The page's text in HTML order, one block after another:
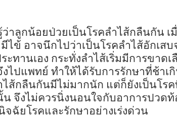
าลูกน้อยป่วยเป็นโรคลำไส้กลืนกัน เ
ไข้ อาจนึกไปว่าเป็นโรคลำไส้อักเส
ทานเอง กระทั่งลำไส้เริ่มมีการขาด
ไปแพทย์ ทำให้ได้รับการรักษาที่ช้าเ
ไส้กลืนกันมีไม่มากนัก แต่ก็ยังเป็นโร
น จึงไม่ควรนิ่งนอนใจกับอาการปวด
ฉัยโรคและรักษาอย่างเร่งด่วน